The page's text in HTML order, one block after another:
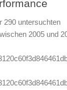
290 untersuchten
2005 und